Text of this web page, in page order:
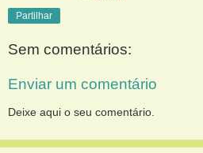
Partilhar
Sem comentários:
Enviar um comentário
Deixe aqui o seu comentário.